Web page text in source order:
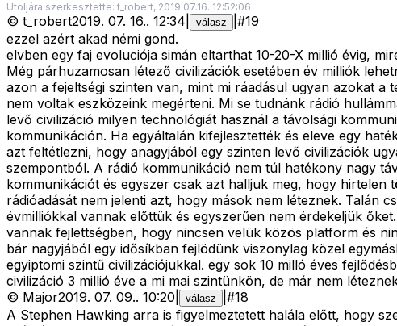
Utoljára szerkesztette: t_robert, 2019.07.16. 12:52:06
© t_robert2019. 07. 16.. 12:34 válasz #19
ezzel azért akad némi gond.
elvben egy faj evoluciója simán eltarthat 10-20-X millió évig,
Még párhuzamosan létező civilizációk esetében év milliók
azon a fejeltségi szinten van, mint mi ráadásul ugyan azokat
nem voltak eszközeink megérteni. Mi se tudnánk rádió
levő civilizáció milyen technológiát használ a távolsági
kommunikáción. Ha egyáltalán kifejlesztették és eleve egy
azt feltétlezni, hogy anagyjából egy szinten levő civilizációk
szempontból. A rádió kommunikáció nem túl hatékony nagy
kommunikációt és egyszer csak azt halljuk meg, hogy
rádióadását nem jelenti azt, hogy mások nem léteznek. Talán
évmilliókkal vannak előttük és egyszerűen nem érdekeljük
vannak fejlettségben, hogy nincsen velük közös platform és
bár nagyjából egy idősíkban fejlödünk viszonylag közel
egyiptomi szintű civilizációjukkal. egy sok 10 milló éves
civilizáció 3 millió éve a mi mai szintünkön, de már nem
© Major2019. 07. 09.. 10:20 válasz #18
A Stephen Hawking arra is figyelmeztetett halála előtt, hogy